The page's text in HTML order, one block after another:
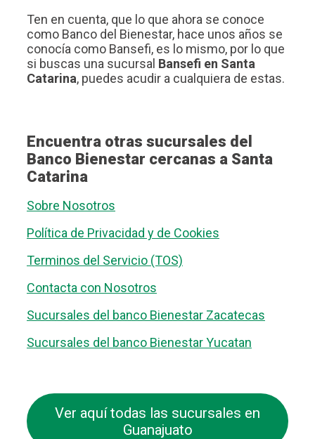
Ten en cuenta, que lo que ahora se conoce
como Banco del Bienestar, hace unos años se
conocía como Bansefi, es lo mismo, por lo que
si buscas una sucursal Bansefi en Santa
Catarina, puedes acudir a cualquiera de estas.
Encuentra otras sucursales del
Banco Bienestar cercanas a Santa
Catarina
Sobre Nosotros
Política de Privacidad y de Cookies
Terminos del Servicio (TOS)
Contacta con Nosotros
Sucursales del banco Bienestar Zacatecas
Sucursales del banco Bienestar Yucatan
Ver aquí todas las sucursales en
Guanajuato